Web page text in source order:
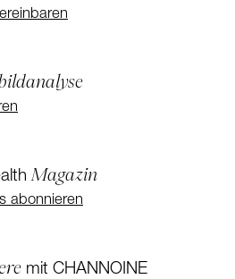
Magazin
abonnieren
mit CHANNOINE